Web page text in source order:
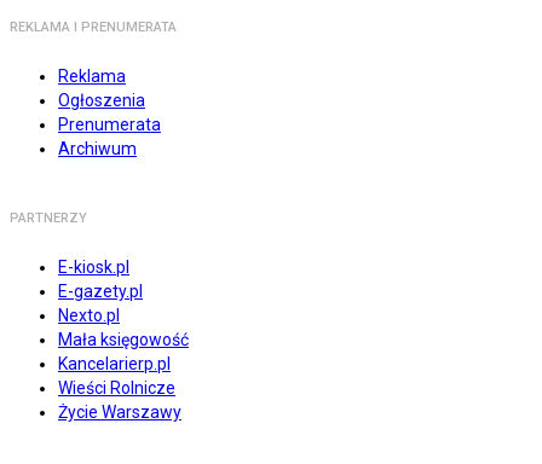
REKLAMA I PRENUMERATA
Reklama
Ogłoszenia
Prenumerata
Archiwum
PARTNERZY
E-kiosk.pl
E-gazety.pl
Nexto.pl
Mała księgowość
Kancelarierp.pl
Wieści Rolnicze
Życie Warszawy